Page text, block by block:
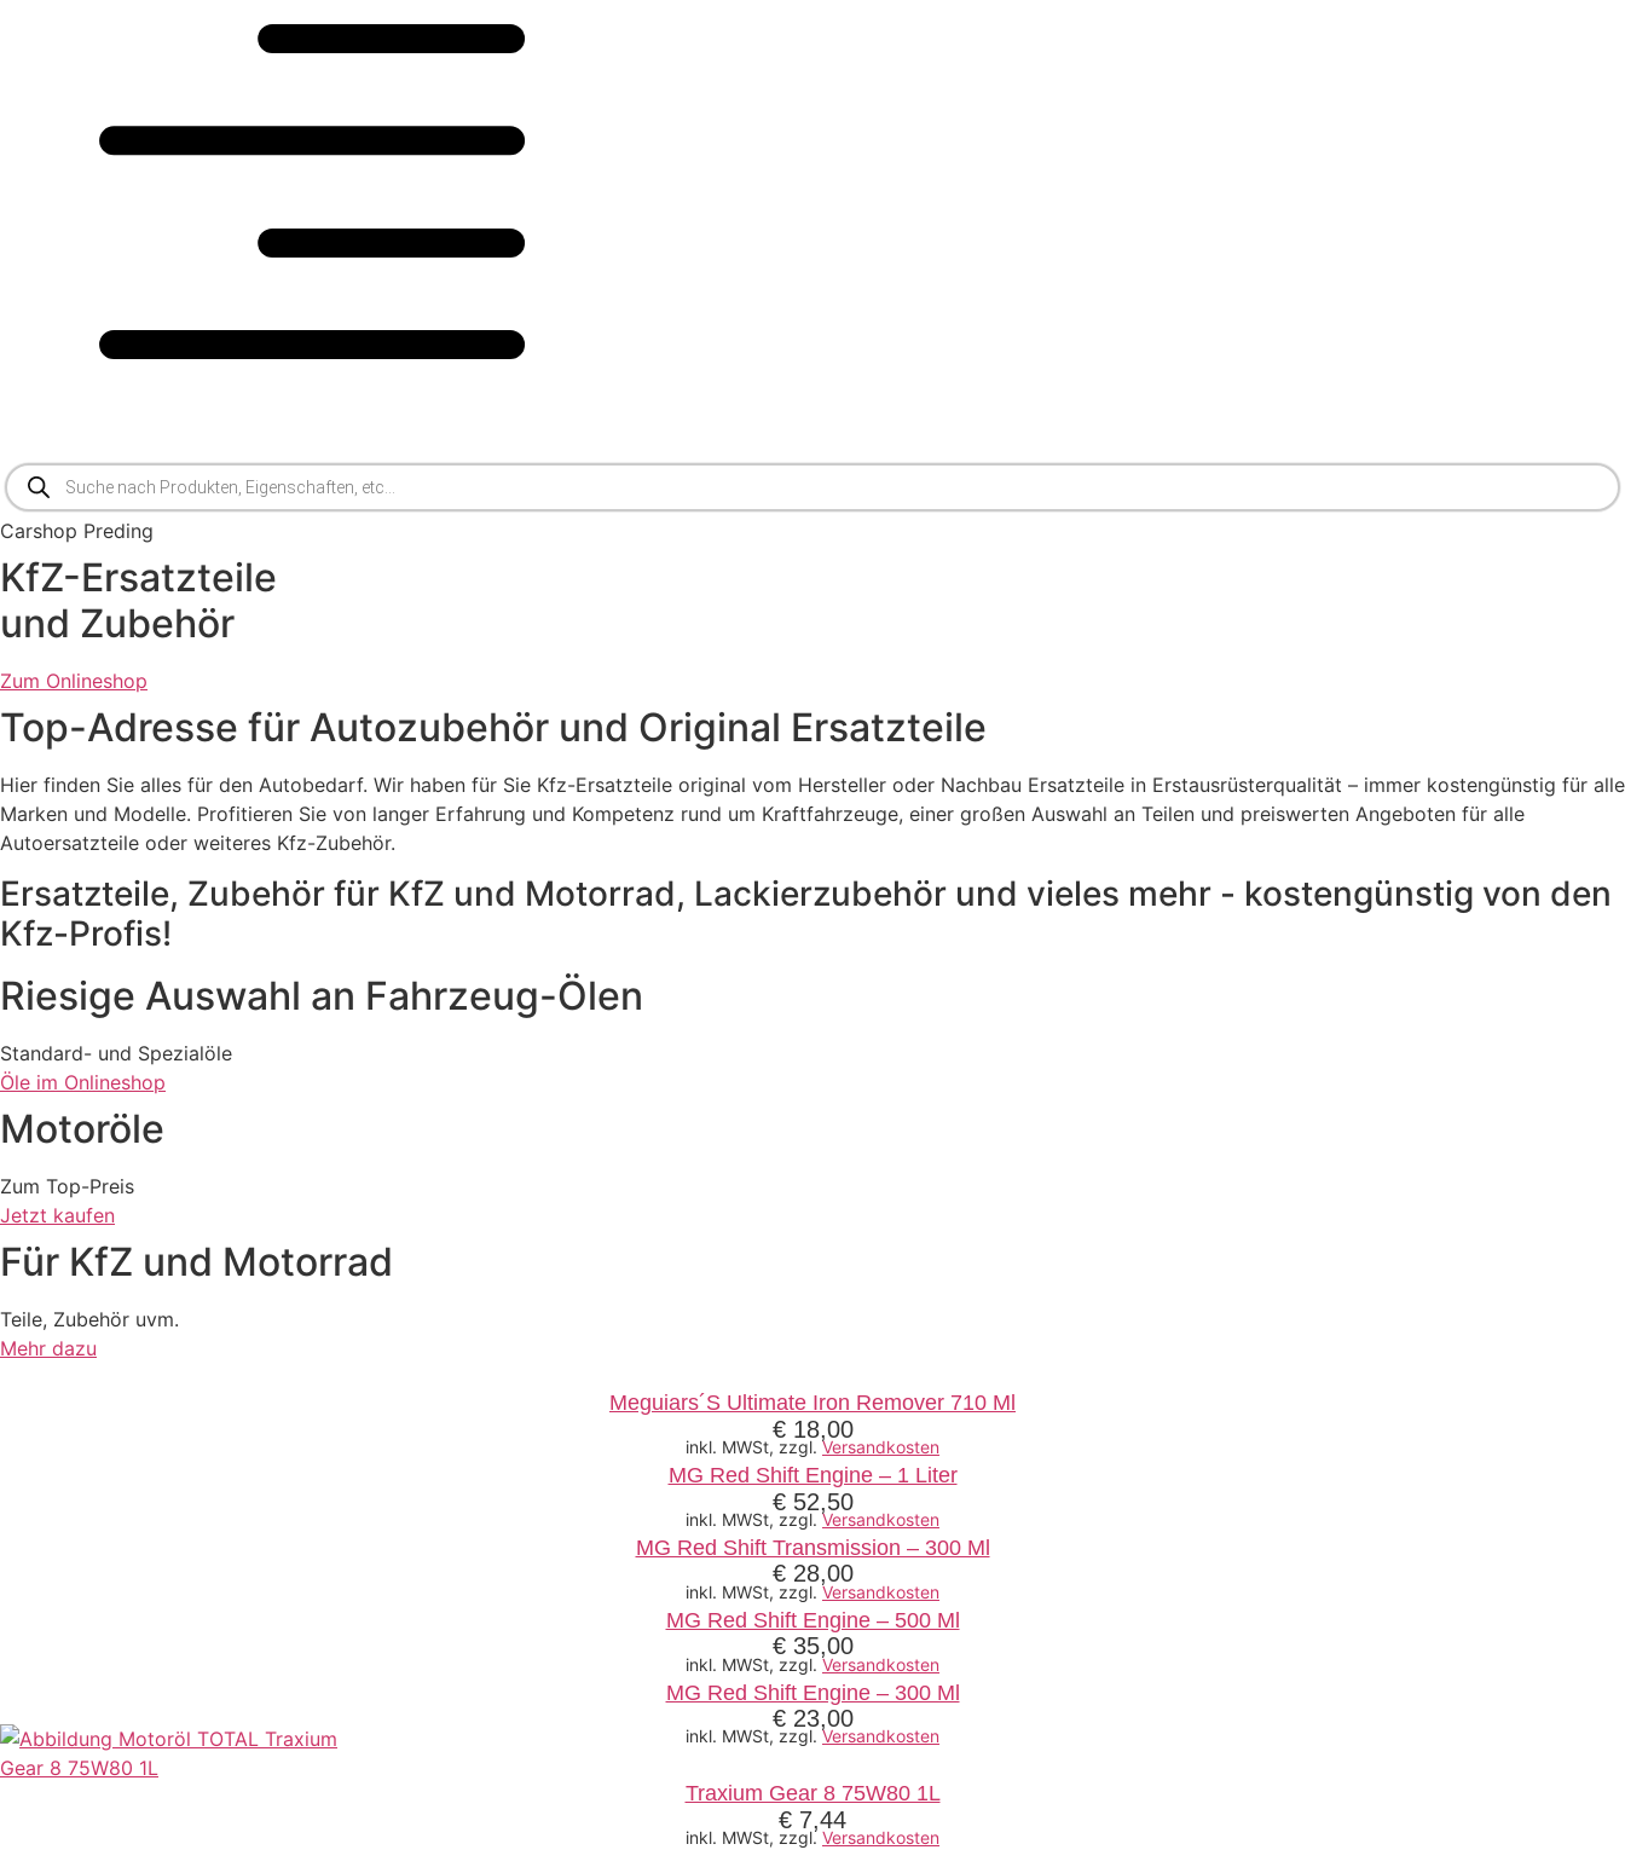
Products
search
Carshop Preding
KfZ-Ersatzteile
und Zubehör
Zum Onlineshop
Top-Adresse für Autozubehör und Original Ersatzteile
Hier finden Sie alles für den Autobedarf. Wir haben für Sie Kfz-Ersatzteile original vom Hersteller oder Nachbau Ersatzteile in Erstausrüsterqualität – immer kostengünstig für alle
Marken und Modelle. Profitieren Sie von langer Erfahrung und Kompetenz rund um Kraftfahrzeuge, einer großen Auswahl an Teilen und preiswerten Angeboten für alle
Autoersatzteile oder weiteres Kfz-Zubehör.
Ersatzteile, Zubehör für KfZ und Motorrad, Lackierzubehör und vieles mehr - kostengünstig von den
Kfz-Profis!
Riesige Auswahl an Fahrzeug-Ölen
Standard- und Spezialöle
Öle im Onlineshop
Motoröle
Zum Top-Preis
Jetzt kaufen
Für KfZ und Motorrad
Teile, Zubehör uvm.
Mehr dazu
Meguiars´s Ultimate Iron Remover 710 Ml
€18,00
inkl. MWSt, zzgl. Versandkosten
MG Red Shift Engine – 1 Liter
€52,50
inkl. MWSt, zzgl. Versandkosten
MG Red Shift Transmission – 300 Ml
€28,00
inkl. MWSt, zzgl. Versandkosten
MG Red Shift Engine – 500 Ml
€35,00
inkl. MWSt, zzgl. Versandkosten
MG Red Shift Engine – 300 Ml
€23,00
inkl. MWSt, zzgl. Versandkosten
Traxium Gear 8 75W80 1L
€ 7,44
inkl. MWSt, zzgl. Versandkosten